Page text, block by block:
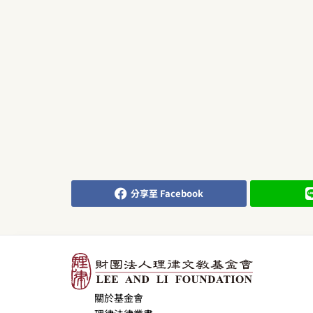
分享至 Facebook
關於基金會